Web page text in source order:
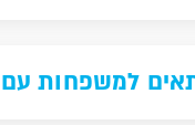
למשפחות עם